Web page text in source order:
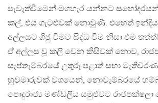
පැවැත්වීමෙන් මගහැර යන්නට
කල්, එය ගැටළුවක් නොවුණි. එහෙත්
අල්ලසට ගිජු වීමට සිද්ධ වීම නිසා එම
ඒ අල්ලස වූ කලී වෙන කිසිවක් නොව,
සැප්තැම්බරයේ උතුරු පළාත් සභා
හුවමාරුවක් වශයෙන්, නොවැම්බරයේ
පොදුරාජ්‍ය මණ්ඩලීය සමුළුවට